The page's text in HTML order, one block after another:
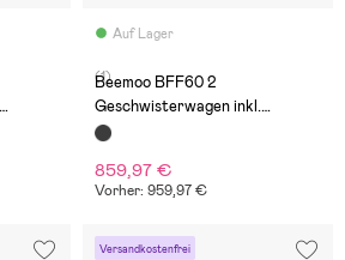
Auf Lager
(1)
Beemoo BFF60 2
Geschwisterwagen inkl.
Liegewannen, Night Black
859,97 €
Vorher: 959,97 €
Versandkostenfrei